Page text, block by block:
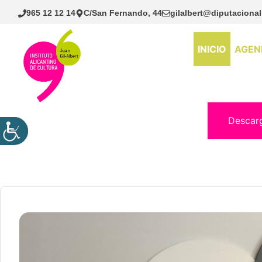
Saltar
965 12 12 14 C/San Fernando, 44
INICIO